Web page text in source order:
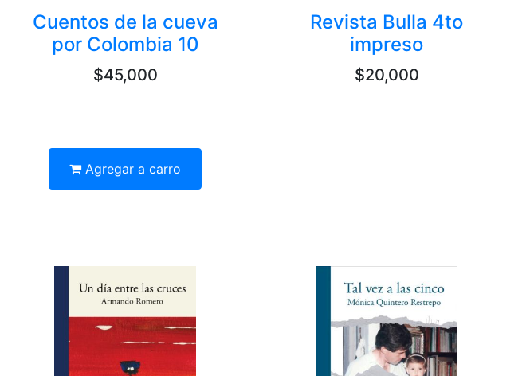
Cuentos de la cueva
por Colombia 10
$45,000
Agregar a carro
Revista Bulla 4to
impreso
$20,000